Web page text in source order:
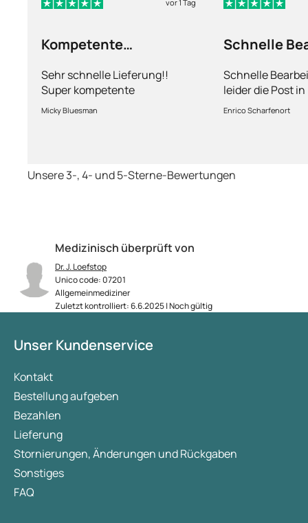
Medizinisch überprüft von
Dr. J. Loefstop
Unico code: 07201
Allgemeinmediziner
Zuletzt kontrolliert: 6.6.2025 | Noch gültig
vor 1 Tag
Kompetente
Sehr schnelle Lieferung!!
Super kompetente
Abhandlung!
Micky Bluesman
Schnelle
Schnelle
leider die Post
kriegt es nicht
dauert obwohl
Enrico Scharfenort
Unsere 3-, 4- und 5-Sterne-Bewertungen
Unser Kundenservice
Kontakt
Bestellung aufgeben
Bezahlen
Lieferung
Stornierungen, Änderungen und Rückgaben
Sonstiges
FAQ